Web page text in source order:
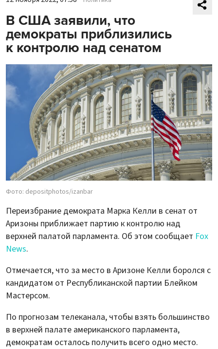
В США заявили, что
демократы приблизились
к контролю над сенатом
Фото: depositphotos/izanbar
Переизбрание демократа Марка Келли в сенат от
Аризоны приближает партию к контролю над
верхней палатой парламента. Об этом сообщает Fox
News.
Отмечается, что за место в Аризоне Келли боролся с
кандидатом от Республиканской партии Блейком
Мастерсом.
По прогнозам телеканала, чтобы взять большинство
в верхней палате американского парламента,
демократам осталось получить всего одно место.